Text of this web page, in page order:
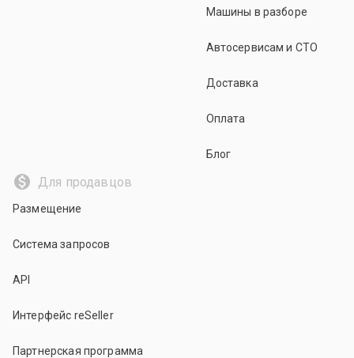
Машины в разборе
Автосервисам и СТО
Доставка
Оплата
Блог
Для продавцов
Размещение
Система запросов
API
Интерфейс reSeller
Партнерская программа